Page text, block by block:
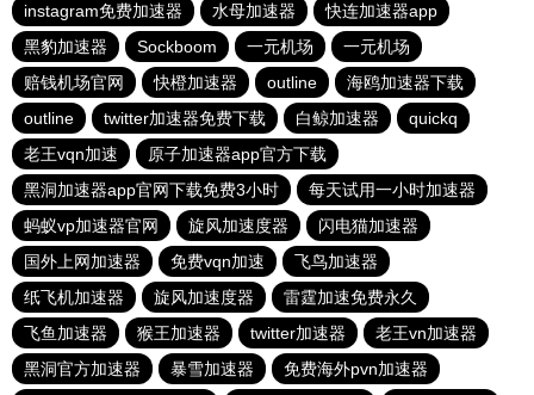
instagram免费加速器
水母加速器
快连加速器app
黑豹加速器
Sockboom 一元机场
一元机场
赔钱机场官网
快橙加速器 outline
海鸥加速器下载
outline
twitter加速器免费下载 白鲸加速器
quickq
老王vqn加速
原子加速器app官方下载
黑洞加速器app官网下载免费3小时
每天试用一小时加速器
蚂蚁vp加速器官网
旋风加速度器
闪电猫加速器
国外上网加速器
免费vqn加速
飞鸟加速器
纸飞机加速器
旋风加速度器
雷霆加速免费永久
飞鱼加速器
猴王加速器 twitter加速器
老王vn加速器
黑洞官方加速器
暴雪加速器 免费海外pvn加速器